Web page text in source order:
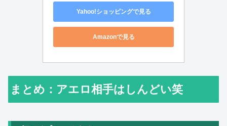
Yahoo!ショッピングで見る
Amazonで見る
まとめ：アエロ相手はしんどい笑